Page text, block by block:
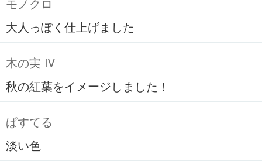
モノクロ
大人っぽく仕上げました
木の実 Ⅳ
秋の紅葉をイメージしました！
ぱすてる
淡い色